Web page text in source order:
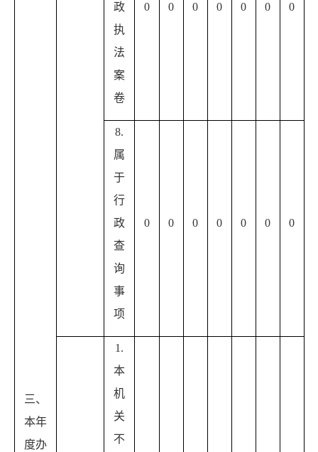
三、
本年
度办
政
执
法
案
卷
0 0 0 0 0 0 0
8.
属
于
行
政
查
询
事
项
0 0 0 0 0 0 0
1.
本
机
关
不